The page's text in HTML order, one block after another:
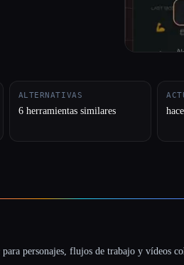
ALTERNATIVAS
6 herramientas similares
personajes, flujos de trabajo y vídeos